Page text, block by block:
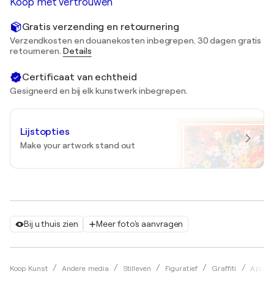
Bij u thuis zien Meer foto's aanvragen
Koop Kunst Andere media Stilleven Figuratief Graffiti
Gratis verzending en retournering
Verzendkosten en douanekosten inbegrepen. 30 dagen gratis
retourneren. Details
Certificaat van echtheid
Gesigneerd en bij elk kunstwerk inbegrepen.
Lijstopties
Make your artwork stand out